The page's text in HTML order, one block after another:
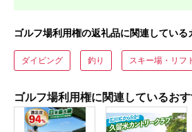
ゴルフ場利用権の返礼品に関連している
ダイビング 釣り スキー場・リフ
ゴルフ場利用権に関連しているお